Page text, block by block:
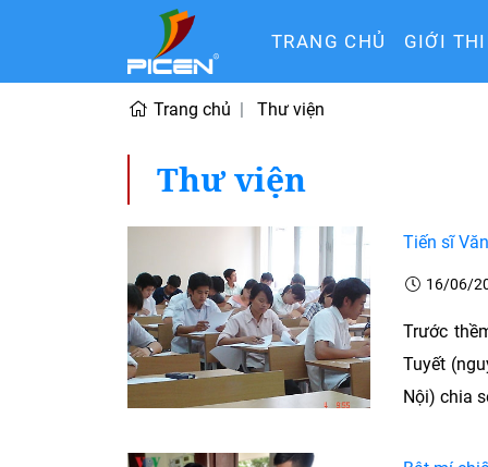
TRANG CHỦ GIỚI
Trang chủ Thư viện
Thư viện
Tiến sĩ
16/06/
Trước
Tuyết
Nội) chia